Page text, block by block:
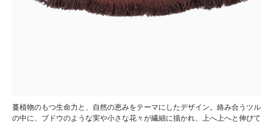
蔓植物のもつ生命力と、自然の恵みをテーマにしたデザイン。絡み合うツル
の中に、ブドウのような実や小さな花々が繊細に描かれ、上へ上へと伸びて